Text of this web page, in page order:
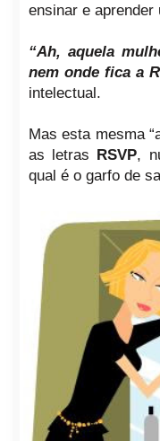
ensinar e
“Ah, aquela
nem onde fica a
intelectual.
Mas esta mesma
as letras RSVP,
qual é o garfo de